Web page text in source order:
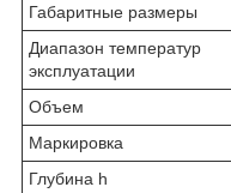
Габаритные размеры
Диапазон температур
эксплуатации
Объем
Маркировка
Глубина h